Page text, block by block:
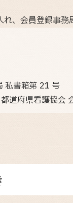
、会員登録事務
私書箱第 21 号
道府県看護協会